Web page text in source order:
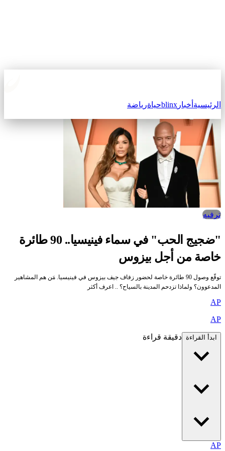
الرئيسية أخبار blinxحياةرياضة
ترفيه‎
"ضجيج الحب" في سماء فينيسيا.. 90 طائرة
خاصة من أجل بيزوس
توقّع وصول 90 طائرة خاصة لحضور زفاف جيف بيزوس في فينيسيا. مَن هم المشاهير
المدعوون؟ ولماذا تزدحم المدينة بالسياح؟ .. اعرف أكثر
AP
AP
ابدأ القراءة دقيقة قراءة
AP